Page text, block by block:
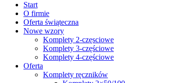
Start
O firmie
Oferta świąteczna
Nowe wzory
Komplety 2-częsciowe
Komplety 3-częściowe
Komplety 4-częściowe
Oferta
Komplety ręczników